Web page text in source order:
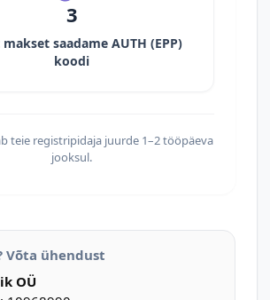
3
makset saadame AUTH (EPP)
koodi
teie registripidaja juurde 1–2 tööpäeva
jooksul.
Võta ühendust
OÜ